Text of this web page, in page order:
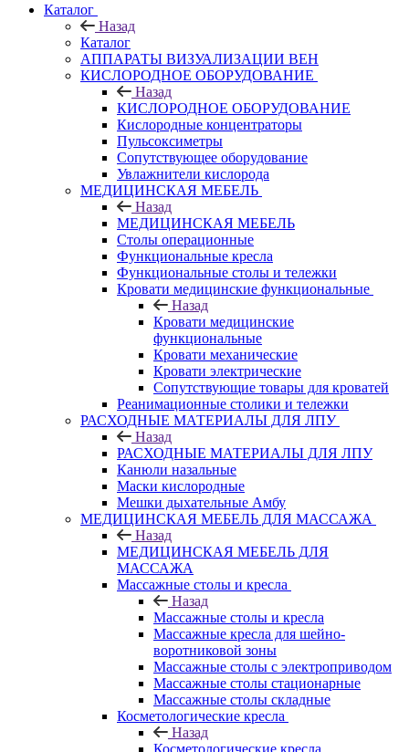
Каталог
Назад
Каталог
АППАРАТЫ ВИЗУАЛИЗАЦИИ ВЕН
КИСЛОРОДНОЕ ОБОРУДОВАНИЕ
Назад
КИСЛОРОДНОЕ ОБОРУДОВАНИЕ
Кислородные концентраторы
Пульсоксиметры
Сопутствующее оборудование
Увлажнители кислорода
МЕДИЦИНСКАЯ МЕБЕЛЬ
Назад
МЕДИЦИНСКАЯ МЕБЕЛЬ
Столы операционные
Функциональные кресла
Функциональные столы и тележки
Кровати медицинские функциональные
Назад
Кровати медицинские
функциональные
Кровати механические
Кровати электрические
Сопутствующие товары для кроватей
Реанимационные столики и тележки
РАСХОДНЫЕ МАТЕРИАЛЫ ДЛЯ ЛПУ
Назад
РАСХОДНЫЕ МАТЕРИАЛЫ ДЛЯ ЛПУ
Канюли назальные
Маски кислородные
Мешки дыхательные Амбу
МЕДИЦИНСКАЯ МЕБЕЛЬ ДЛЯ МАССАЖА
Назад
МЕДИЦИНСКАЯ МЕБЕЛЬ ДЛЯ
МАССАЖА
Массажные столы и кресла
Назад
Массажные столы и кресла
Массажные кресла для шейно-
воротниковой зоны
Массажные столы с электроприводом
Массажные столы стационарные
Массажные столы складные
Косметологические кресла
Назад
Косметологические кресла